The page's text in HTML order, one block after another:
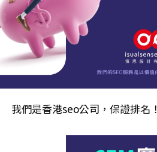
我們是香港seo公司 ，保證排名！